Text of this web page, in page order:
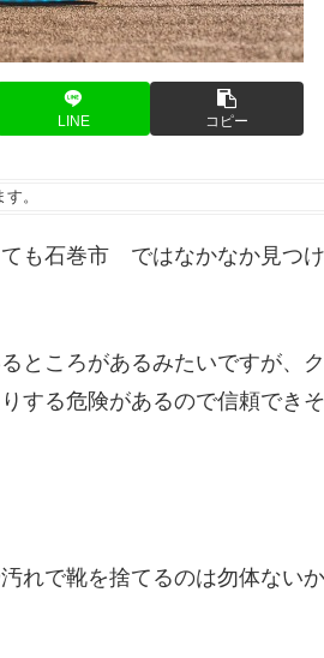
LINE コピー
。
も石巻市 ではなかなか見つけ
ところがあるみたいですが、
する危険があるので信頼でき
れで靴を捨てるのは勿体ない